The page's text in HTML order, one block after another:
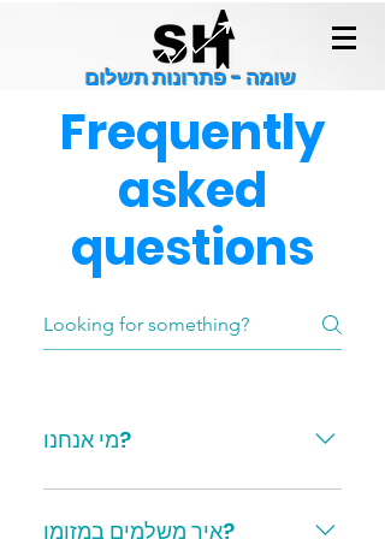
שומה - פתרונות תשלום
Frequently
asked
questions
מי אנחנו?
היי, אנחנו "שומה - פתרונות תשלום".
מטרתנו העיקרית היא לתת לכל אדם
איך משלמים במזומן?